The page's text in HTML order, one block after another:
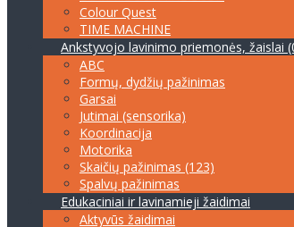
Colour Quest
TIME MACHINE
Ankstyvojo lavinimo priemonės, žaislai
ABC
Formų, dydžių pažinimas
Garsai
Jutimai (sensorika)
Koordinacija
Motorika
Skaičių pažinimas (123)
Spalvų pažinimas
Edukaciniai ir lavinamieji žaidimai
Aktyvūs žaidimai